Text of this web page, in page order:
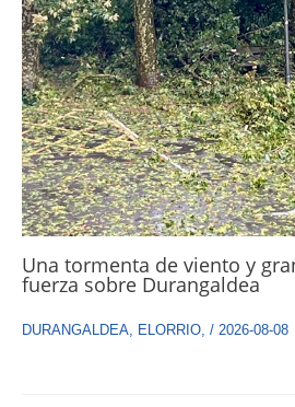
Una tormenta de viento y
fuerza sobre Durangaldea
DURANGALDEA, ELORRIO, / 2026-08-08